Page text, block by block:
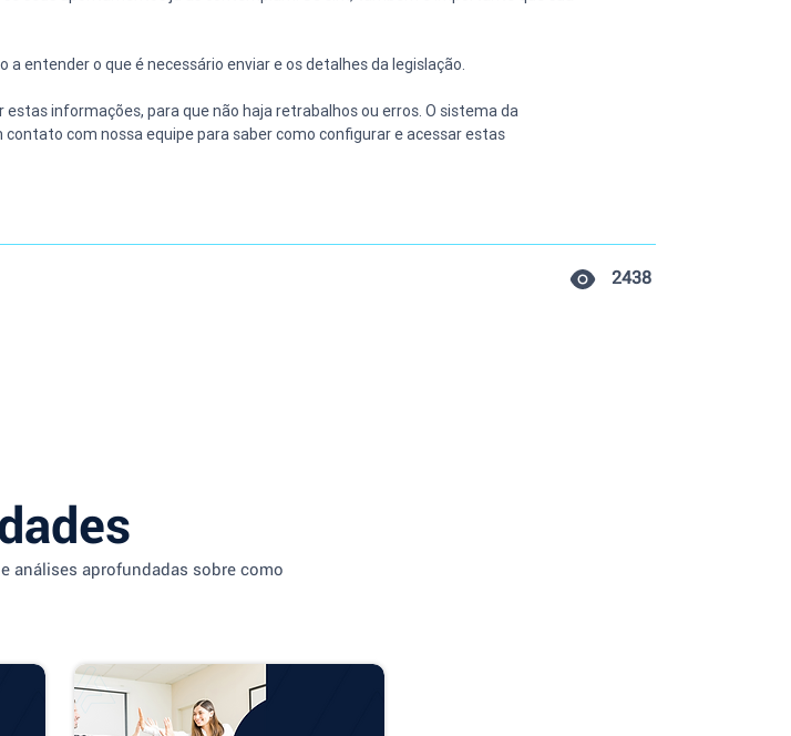
entender o que é necessário enviar e os detalhes da legislação.
informações, para que não haja retrabalhos ou erros. O sistema da
com nossa equipe para saber como configurar e acessar estas
2438
análises aprofundadas sobre como